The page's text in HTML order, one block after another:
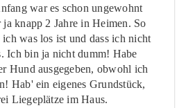
war es schon ungewohnt
knapp 2 Jahre in Heimen. So
ich was los ist und dass ich nicht
Ich bin ja nicht dumm! Habe
Hund ausgegeben, obwohl ich
Hab' ein eigenes Grundstück,
Liegeplätze im Haus.